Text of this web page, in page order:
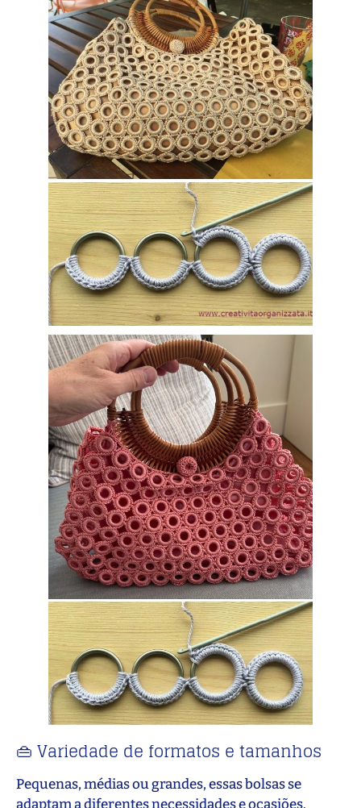
👜 Variedade de formatos e tamanhos
Pequenas, médias ou grandes, essas bolsas se
adaptam a diferentes necessidades e ocasiões.